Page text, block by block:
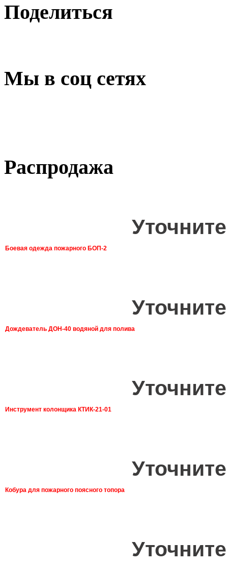
Поделиться
Мы в соц сетях
Распродажа
Боевая одежда пожарного БОП-2
Дождеватель ДОН-40 водяной для полива
Инструмент колонщика КТИК-21-01
Кобура для пожарного поясного топора